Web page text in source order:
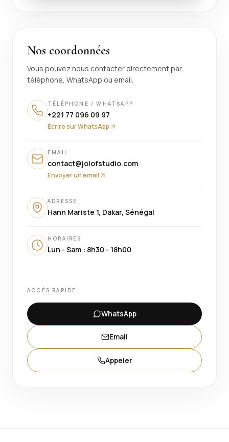
Nos coordonnées
Vous pouvez nous contacter directement par
téléphone, WhatsApp ou email.
TÉLÉPHONE / WHATSAPP
+221 77 096 09 97
Écrire sur WhatsApp
EMAIL
contact@jolofstudio.com
Envoyer un email
ADRESSE
Hann Mariste 1, Dakar, Sénégal
HORAIRES
Lun - Sam : 8h30 - 18h00
ACCÈS RAPIDE
WhatsApp
Email
Appeler